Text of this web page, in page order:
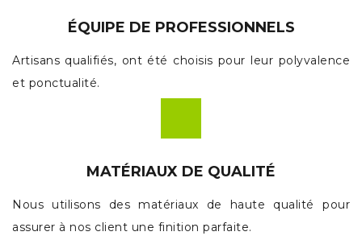
ÉQUIPE DE PROFESSIONNELS
Artisans qualifiés, ont été choisis pour leur polyvalence
et ponctualité.
MATÉRIAUX DE QUALITÉ
Nous utilisons des matériaux de haute qualité pour
assurer à nos client une finition parfaite.